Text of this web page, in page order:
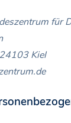
für
Kiel